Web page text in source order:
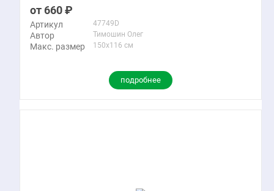
660
Артикул 47749D
Автор Тимошин Олег
Макс. размер 150x116 см
подробнее